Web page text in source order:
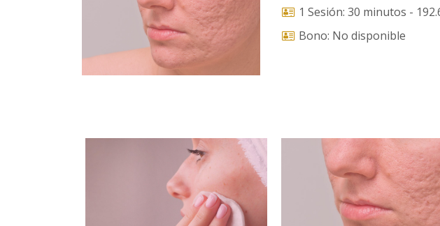
1 Sesión: 30 minutos -
Bono: No disponible